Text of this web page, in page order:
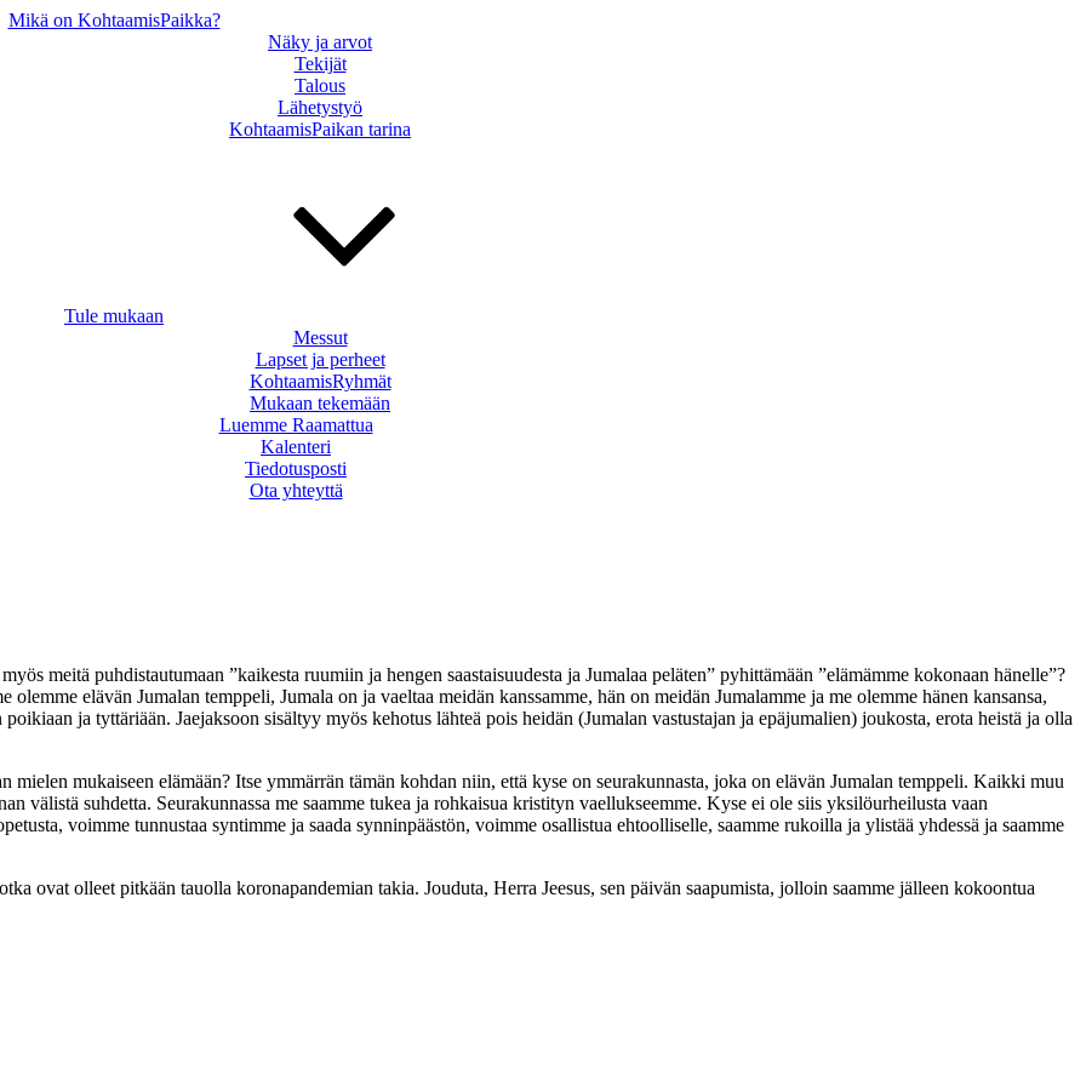
Mikä on KohtaamisPaikka?
Näky ja arvot
Tekijät
Talous
Lähetystyö
KohtaamisPaikan tarina
Tule mukaan
Messut
Lapset ja perheet
KohtaamisRyhmät
Mukaan tekemään
Luemme Raamattua
Kalenteri
Tiedotusposti
Ota yhteyttä
meitä puhdistautumaan ”kaikesta ruumiin ja hengen saastaisuudesta ja Jumalaa peläten” pyhittämään ”elämämme kokonaan hänelle”?
elävän Jumalan temppeli, Jumala on ja vaeltaa meidän kanssamme, hän on meidän Jumalamme ja me olemme hänen kansansa,
ja tyttäriään. Jaejaksoon sisältyy myös kehotus lähteä pois heidän (Jumalan vastustajan ja epäjumalien) joukosta, erota heistä ja olla
mukaiseen elämään? Itse ymmärrän tämän kohdan niin, että kyse on seurakunnasta, joka on elävän Jumalan temppeli. Kaikki muu
välistä suhdetta. Seurakunnassa me saamme tukea ja rohkaisua kristityn vaellukseemme. Kyse ei ole siis yksilöurheilusta vaan
voimme tunnustaa syntimme ja saada synninpäästön, voimme osallistua ehtoolliselle, saamme rukoilla ja ylistää yhdessä ja saamme
ovat olleet pitkään tauolla koronapandemian takia. Jouduta, Herra Jeesus, sen päivän saapumista, jolloin saamme jälleen kokoontua